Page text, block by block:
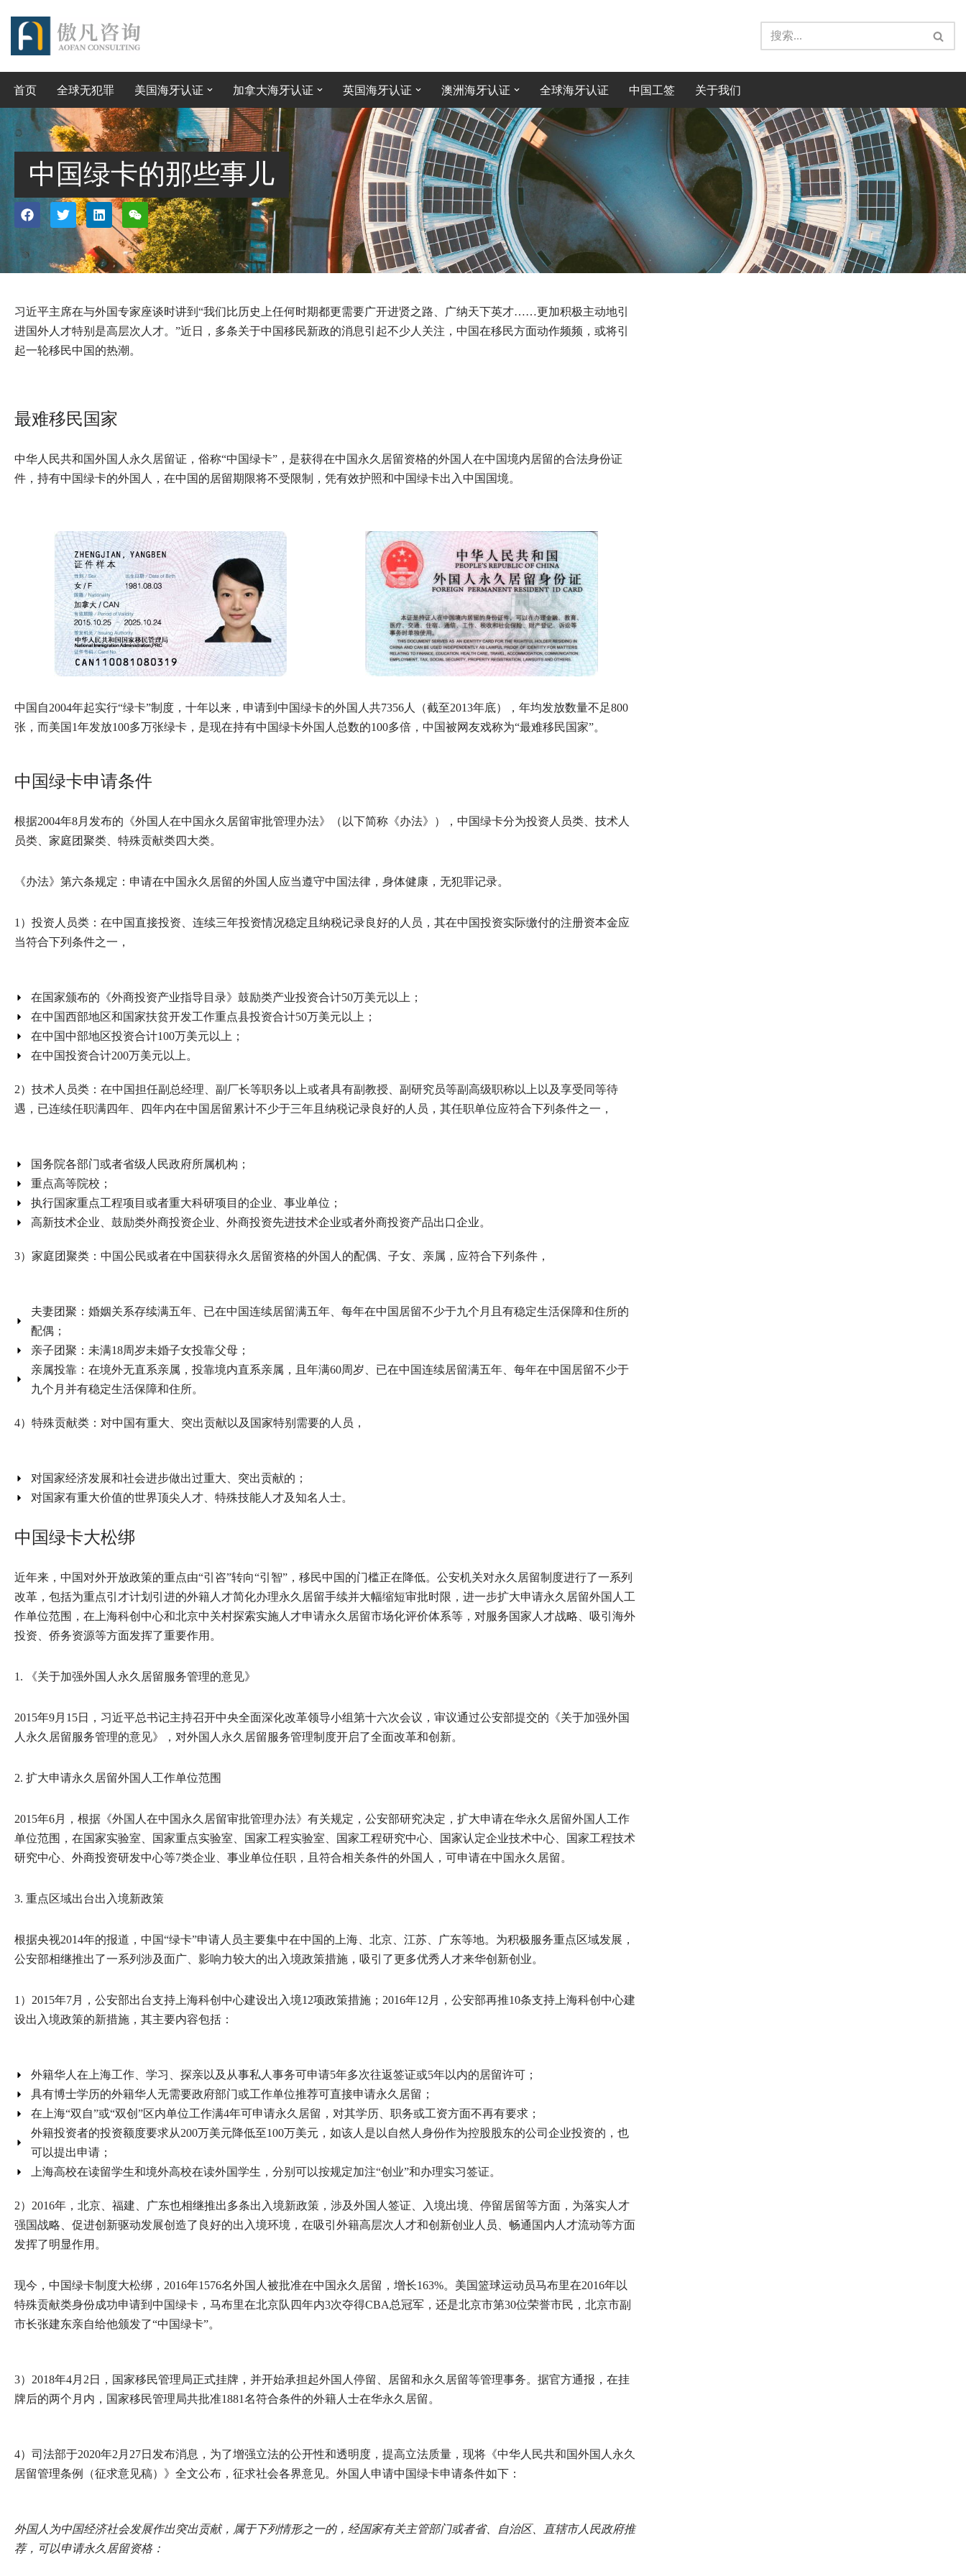
至
文
首页 全球无犯罪 美国海牙认证 加拿大海牙认证 英国海牙认证 澳洲海牙认证 全球海牙认证 中国工签 关于我们
中国绿卡的那些事儿
习近平主席在与外国专家座谈时讲到“我们比历史上任何时期都更需要广开进贤之路、广纳天下英才……更加积极主动地引
进国外人才特别是高层次人才。”近日，多条关于中国移民新政的消息引起不少人关注，中国在移民方面动作频频，或将引
起一轮移民中国的热潮。
最难移民国家
中华人民共和国外国人永久居留证，俗称“中国绿卡”，是获得在中国永久居留资格的外国人在中国境内居留的合法身份证
件，持有中国绿卡的外国人，在中国的居留期限将不受限制，凭有效护照和中国绿卡出入中国国境。
中国自2004年起实行“绿卡”制度，十年以来，申请到中国绿卡的外国人共7356人（截至2013年底），年均发放数量不足800
张，而美国1年发放100多万张绿卡，是现在持有中国绿卡外国人总数的100多倍，中国被网友戏称为“最难移民国家”。
中国绿卡申请条件
根据2004年8月发布的《外国人在中国永久居留审批管理办法》（以下简称《办法》），中国绿卡分为投资人员类、技术人
员类、家庭团聚类、特殊贡献类四大类。
《办法》第六条规定：申请在中国永久居留的外国人应当遵守中国法律，身体健康，无犯罪记录。
1）投资人员类：在中国直接投资、连续三年投资情况稳定且纳税记录良好的人员，其在中国投资实际缴付的注册资本金应
当符合下列条件之一，
在国家颁布的《外商投资产业指导目录》鼓励类产业投资合计50万美元以上；
在中国西部地区和国家扶贫开发工作重点县投资合计50万美元以上；
在中国中部地区投资合计100万美元以上；
在中国投资合计200万美元以上。
2）技术人员类：在中国担任副总经理、副厂长等职务以上或者具有副教授、副研究员等副高级职称以上以及享受同等待
遇，已连续任职满四年、四年内在中国居留累计不少于三年且纳税记录良好的人员，其任职单位应符合下列条件之一，
国务院各部门或者省级人民政府所属机构；
重点高等院校；
执行国家重点工程项目或者重大科研项目的企业、事业单位；
高新技术企业、鼓励类外商投资企业、外商投资先进技术企业或者外商投资产品出口企业。
3）家庭团聚类：中国公民或者在中国获得永久居留资格的外国人的配偶、子女、亲属，应符合下列条件，
夫妻团聚：婚姻关系存续满五年、已在中国连续居留满五年、每年在中国居留不少于九个月且有稳定生活保障和住所的
配偶；
亲子团聚：未满18周岁未婚子女投靠父母；
亲属投靠：在境外无直系亲属，投靠境内直系亲属，且年满60周岁、已在中国连续居留满五年、每年在中国居留不少于
九个月并有稳定生活保障和住所。
4）特殊贡献类：对中国有重大、突出贡献以及国家特别需要的人员，
对国家经济发展和社会进步做出过重大、突出贡献的；
对国家有重大价值的世界顶尖人才、特殊技能人才及知名人士。
中国绿卡大松绑
近年来，中国对外开放政策的重点由“引咨”转向“引智”，移民中国的门槛正在降低。公安机关对永久居留制度进行了一系列
改革，包括为重点引才计划引进的外籍人才简化办理永久居留手续并大幅缩短审批时限，进一步扩大申请永久居留外国人工
作单位范围，在上海科创中心和北京中关村探索实施人才申请永久居留市场化评价体系等，对服务国家人才战略、吸引海外
投资、侨务资源等方面发挥了重要作用。
1. 《关于加强外国人永久居留服务管理的意见》
2015年9月15日，习近平总书记主持召开中央全面深化改革领导小组第十六次会议，审议通过公安部提交的《关于加强外国
人永久居留服务管理的意见》，对外国人永久居留服务管理制度开启了全面改革和创新。
2. 扩大申请永久居留外国人工作单位范围
2015年6月，根据《外国人在中国永久居留审批管理办法》有关规定，公安部研究决定，扩大申请在华永久居留外国人工作
单位范围，在国家实验室、国家重点实验室、国家工程实验室、国家工程研究中心、国家认定企业技术中心、国家工程技术
研究中心、外商投资研发中心等7类企业、事业单位任职，且符合相关条件的外国人，可申请在中国永久居留。
3. 重点区域出台出入境新政策
根据央视2014年的报道，中国“绿卡”申请人员主要集中在中国的上海、北京、江苏、广东等地。为积极服务重点区域发展，
公安部相继推出了一系列涉及面广、影响力较大的出入境政策措施，吸引了更多优秀人才来华创新创业。
1）2015年7月，公安部出台支持上海科创中心建设出入境12项政策措施；2016年12月，公安部再推10条支持上海科创中心建
设出入境政策的新措施，其主要内容包括：
外籍华人在上海工作、学习、探亲以及从事私人事务可申请5年多次往返签证或5年以内的居留许可；
具有博士学历的外籍华人无需要政府部门或工作单位推荐可直接申请永久居留；
在上海“双自”或“双创”区内单位工作满4年可申请永久居留，对其学历、职务或工资方面不再有要求；
外籍投资者的投资额度要求从200万美元降低至100万美元，如该人是以自然人身份作为控股股东的公司企业投资的，也
可以提出申请；
上海高校在读留学生和境外高校在读外国学生，分别可以按规定加注“创业”和办理实习签证。
2）2016年，北京、福建、广东也相继推出多条出入境新政策，涉及外国人签证、入境出境、停留居留等方面，为落实人才
强国战略、促进创新驱动发展创造了良好的出入境环境，在吸引外籍高层次人才和创新创业人员、畅通国内人才流动等方面
发挥了明显作用。
现今，中国绿卡制度大松绑，2016年1576名外国人被批准在中国永久居留，增长163%。美国篮球运动员马布里在2016年以
特殊贡献类身份成功申请到中国绿卡，马布里在北京队四年内3次夺得CBA总冠军，还是北京市第30位荣誉市民，北京市副
市长张建东亲自给他颁发了“中国绿卡”。
3）2018年4月2日，国家移民管理局正式挂牌，并开始承担起外国人停留、居留和永久居留等管理事务。据官方通报，在挂
牌后的两个月内，国家移民管理局共批准1881名符合条件的外籍人士在华永久居留。
4）司法部于2020年2月27日发布消息，为了增强立法的公开性和透明度，提高立法质量，现将《中华人民共和国外国人永久
居留管理条例（征求意见稿）》全文公布，征求社会各界意见。外国人申请中国绿卡申请条件如下：
外国人为中国经济社会发展作出突出贡献，属于下列情形之一的，经国家有关主管部门或者省、自治区、直辖市人民政府推
荐，可以申请永久居留资格：